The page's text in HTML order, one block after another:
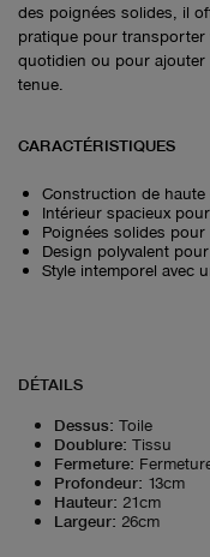
des poignées solides, il
pratique pour transporter
quotidien ou pour ajouter
tenue.
CARACTÉRISTIQUES
Construction de haute
Intérieur spacieux
Poignées solides
Design polyvalent
Style intemporel avec
DÉTAILS
Dessus: Toile
Doublure: Tissu
Fermeture:
Profondeur: 13cm
Hauteur: 21cm
Largeur: 26cm